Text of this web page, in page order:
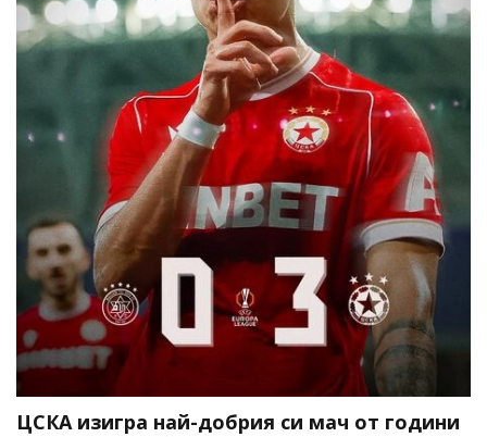
ЦСКА изигра най-добрия си мач от години